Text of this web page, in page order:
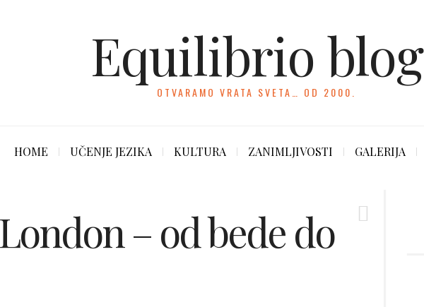
Equilibrio blog
OTVARAMO VRATA SVETA… OD 2000.
HOME UČENJE JEZIKA KULTURA ZANIMLJIVOSTI GALERIJA
– od bede do